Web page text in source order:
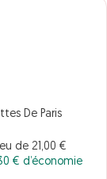
De Paris
de 21,00 €
€ d’économie